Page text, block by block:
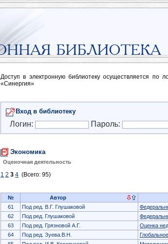
Доступ в электронную библиотеку осуществляется по
«Синергия»
Вход в библиотеку
Логин: Пароль:
Экономика
Оценочная деятельность
1 2 3 4 (Всего: 95)
№ Автор
61
Под ред. В.Г. Глушаковой
62
Под ред. Глушаковой
63
Под ред. Грязновой А.Г. Оценка
64
Под ред. Зуева.В.Н.